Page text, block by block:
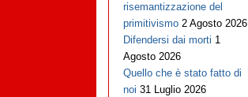
risemantizzazione del
primitivismo 2 Agosto 2026
Difendersi dai morti 1
Agosto 2026
Quello che è stato fatto di
noi 31 Luglio 2026